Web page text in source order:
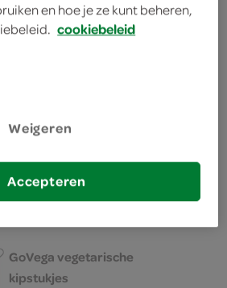
1.45 kies je SPAR
200 Gram
1.55 kies je SPAR
GoVega vegetarische
kipstukjes
en hoe je ze kunt beheren,
cookiebeleid
Weigeren
Accepteren